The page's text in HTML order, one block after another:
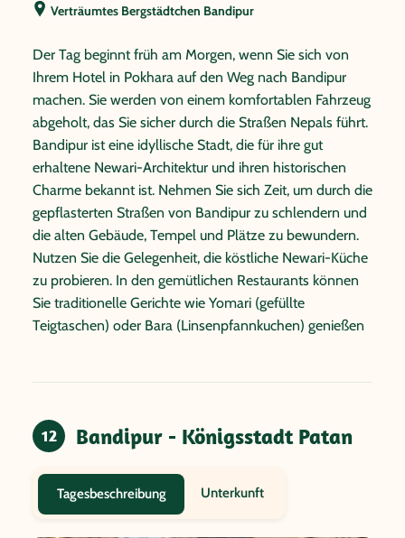
Verträumtes Bergstädtchen Bandipur
Der Tag beginnt früh am Morgen, wenn Sie sich von
Ihrem Hotel in Pokhara auf den Weg nach Bandipur
machen. Sie werden von einem komfortablen Fahrzeug
abgeholt, das Sie sicher durch die Straßen Nepals führt.
Bandipur ist eine idyllische Stadt, die für ihre gut
erhaltene Newari-Architektur und ihren historischen
Charme bekannt ist. Nehmen Sie sich Zeit, um durch die
gepflasterten Straßen von Bandipur zu schlendern und
die alten Gebäude, Tempel und Plätze zu bewundern.
Nutzen Sie die Gelegenheit, die köstliche Newari-Küche
zu probieren. In den gemütlichen Restaurants können
Sie traditionelle Gerichte wie Yomari (gefüllte
Teigtaschen) oder Bara (Linsenpfannkuchen) genießen
12 Bandipur - Königsstadt Patan
Tagesbeschreibung Unterkunft